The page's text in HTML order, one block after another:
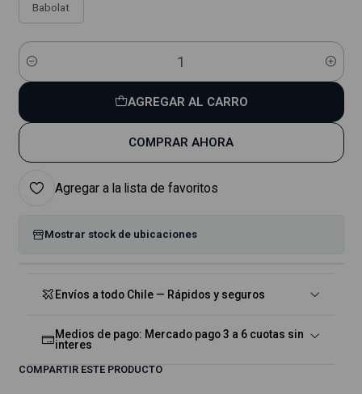
Babolat
Cantidad
AGREGAR AL CARRO
COMPRAR AHORA
Agregar a la lista de favoritos
Mostrar stock de ubicaciones
Envíos a todo Chile — Rápidos y seguros
Medios de pago: Mercado pago 3 a 6 cuotas sin
interes
COMPARTIR ESTE PRODUCTO